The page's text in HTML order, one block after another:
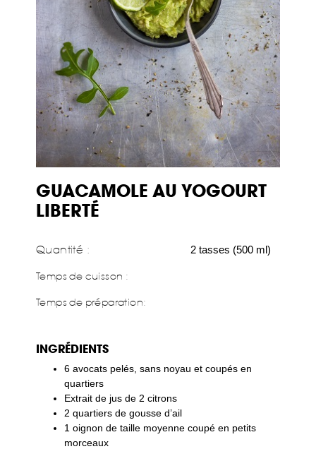
GUACAMOLE AU YOGOURT
LIBERTÉ
Quantité : 2 tasses (500 ml)
Temps de cuisson :
Temps de préparation:
INGRÉDIENTS
6 avocats pelés, sans noyau et coupés en
quartiers
Extrait de jus de 2 citrons
2 quartiers de gousse d’ail
1 oignon de taille moyenne coupé en petits
morceaux